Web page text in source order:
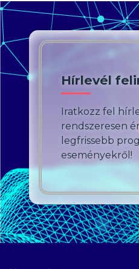
Hírlevél
Iratkozz fel
rendszeresen
legfrissebb
eseményekről!